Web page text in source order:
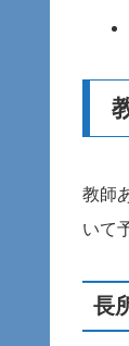
教師
いて
長